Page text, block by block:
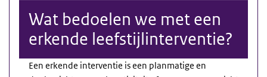
Wat bedoelen we met een
erkende leefstijlinterventie?
Een erkende interventie is een planmatige en